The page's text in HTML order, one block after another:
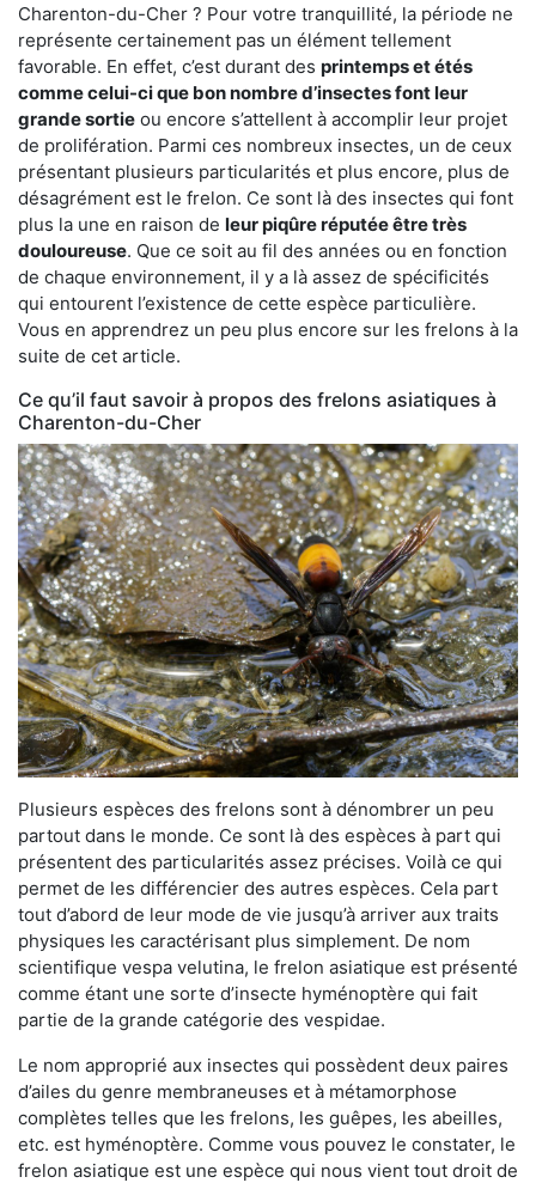
Charenton-du-Cher ? Pour votre tranquillité, la période ne
représente certainement pas un élément tellement
favorable. En effet, c’est durant des printemps et étés
comme celui-ci que bon nombre d’insectes font leur
grande sortie ou encore s’attellent à accomplir leur projet
de prolifération. Parmi ces nombreux insectes, un de ceux
présentant plusieurs particularités et plus encore, plus de
désagrément est le frelon. Ce sont là des insectes qui font
plus la une en raison de leur piqûre réputée être très
douloureuse. Que ce soit au fil des années ou en fonction
de chaque environnement, il y a là assez de spécificités
qui entourent l’existence de cette espèce particulière.
Vous en apprendrez un peu plus encore sur les frelons à la
suite de cet article.
Ce qu’il faut savoir à propos des frelons asiatiques à
Charenton-du-Cher
Plusieurs espèces des frelons sont à dénombrer un peu
partout dans le monde. Ce sont là des espèces à part qui
présentent des particularités assez précises. Voilà ce qui
permet de les différencier des autres espèces. Cela part
tout d’abord de leur mode de vie jusqu’à arriver aux traits
physiques les caractérisant plus simplement. De nom
scientifique vespa velutina, le frelon asiatique est présenté
comme étant une sorte d’insecte hyménoptère qui fait
partie de la grande catégorie des vespidae.
Le nom approprié aux insectes qui possèdent deux paires
d’ailes du genre membraneuses et à métamorphose
complètes telles que les frelons, les guêpes, les abeilles,
etc. est hyménoptère. Comme vous pouvez le constater, le
frelon asiatique est une espèce qui nous vient tout droit de